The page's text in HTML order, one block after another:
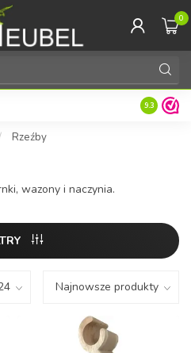
0
9.3
Rzeźby
wazony i naczynia.